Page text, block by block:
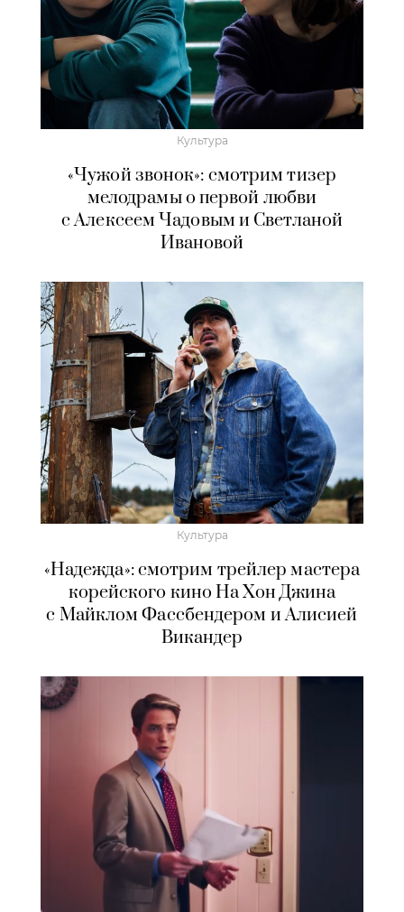
Культура
«Чужой звонок»: смотрим тизер
мелодрамы о первой любви
с Алексеем Чадовым и Светланой
Ивановой
Культура
«Надежда»: смотрим трейлер мастера
корейского кино На Хон Джина
с Майклом Фассбендером и Алисией
Викандер